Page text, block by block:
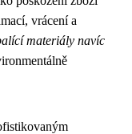
vrácení a
materiály navíc